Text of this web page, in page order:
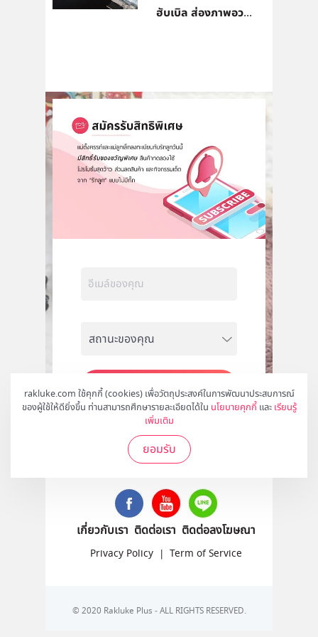
rakluke.com ใช้คุกกี้ (cookies) เพื่อวัตถุประสงค์ในการพัฒนาประสบการณ์
ของผู้ใช้ให้ดียิ่งขึ้น ท่านสามารถศึกษารายละเอียดได้ใน นโยบายคุกกี้ และ เรียนรู้
เพิ่มเติม
ยอมรับ
ฮับเบิล ส่องภาพอว...
สมัคร
ติดตามเราได้ที่
เกี่ยวกับเรา ติดต่อเรา ติดต่อลงโฆษณา
Privacy Policy | Term of Service
© 2020 Rakluke Plus - ALL RIGHTS RESERVED.